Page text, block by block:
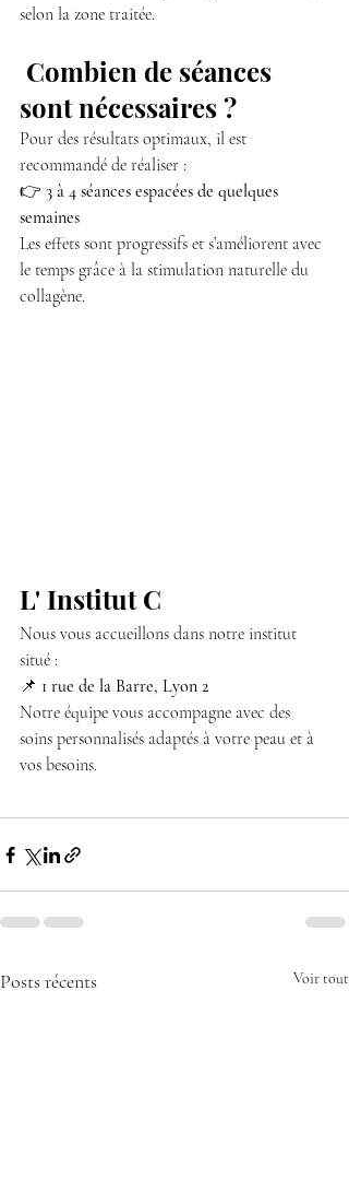
selon la zone traitée.
sont nécessaires ?
Pour des résultats optimaux, il est
recommandé de réaliser :
👉 3 à 4 séances espacées de quelques
semaines
Les effets sont progressifs et s’améliorent avec
le temps grâce à la stimulation naturelle du
collagène.
L' Institut C
Nous vous accueillons dans notre institut
situé :
📌 1 rue de la Barre, Lyon 2
Notre équipe vous accompagne avec des
soins personnalisés adaptés à votre peau et à
vos besoins.
Posts récents Voir tout